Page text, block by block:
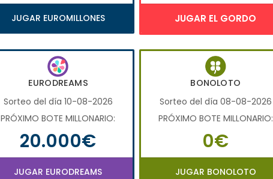
JUGAR EUROMILLONES JUGAR EL GORDO
EURODREAMS
Sorteo del día 10-08-2026
PRÓXIMO BOTE MILLONARIO:
20.000€
JUGAR EURODREAMS
BONOLOTO
Sorteo del día 08-08-2026
PRÓXIMO BOTE MILLONARIO:
0€
JUGAR BONOLOTO